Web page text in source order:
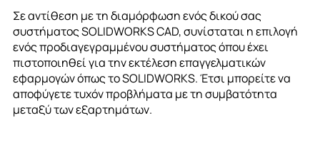
Σε αντίθεση με τη διαμόρφωση ενός δικού σας
συστήματος SOLIDWORKS CAD, συνίσταται η επιλογή
ενός προδιαγεγραμμένου συστήματος όπου έχει
πιστοποιηθεί για την εκτέλεση επαγγελματικών
εφαρμογών όπως το SOLIDWORKS. Έτσι μπορείτε να
αποφύγετε τυχόν προβλήματα με τη συμβατότητα
μεταξύ των εξαρτημάτων.